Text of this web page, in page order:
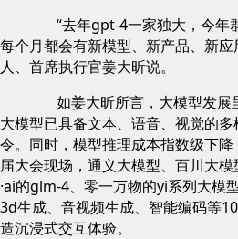
“去年gpt-4一家独大，今年
每个月都会有新模型、新产品、新
人、首席执行官姜大昕说。
如姜大昕所言，大模型发展
大模型已具备文本、语音、视觉的
令。同时，模型推理成本指数级下
届大会现场，通义大模型、百川大
·ai的glm-4、零一万物的yi系列大模
3d生成、音视频生成、智能编码等
造沉浸式交互体验。